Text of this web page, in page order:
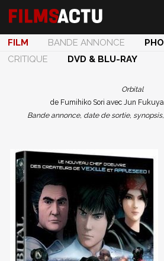
FILM BANDE ANNONCE
CRITIQUE
DVD & BLU-RAY
Orbital
de Fumihiko Sori avec Jun
Bande annonce, date de sortie,